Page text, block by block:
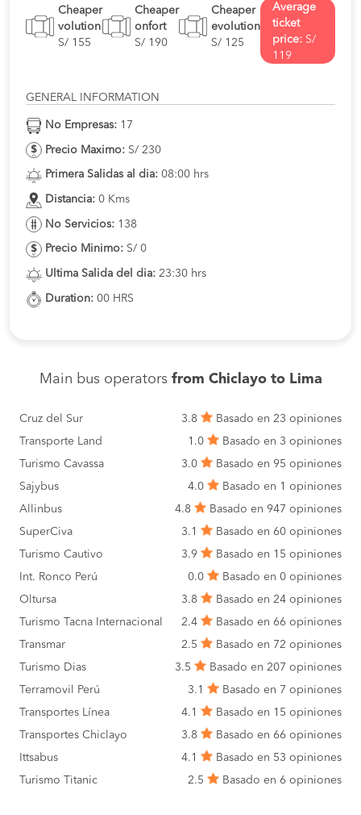
Cheaper
volution
S/ 155
Cheaper
onfort
S/ 190
Cheaper
evolution
S/ 125
Average
ticket
price: S/
119
GENERAL INFORMATION
No Empresas: 17
Precio Maximo: S/ 230
Primera Salidas al dia: 08:00 hrs
Distancia: 0 Kms
No Servicios: 138
Precio Minimo: S/ 0
Ultima Salida del dia: 23:30 hrs
Duration: 00 HRS
Main bus operators from Chiclayo to Lima
Cruz del Sur 3.8
Basado en 23 opiniones
Transporte Land
1.0
Basado en 3 opiniones
Turismo Cavassa
3.0
Basado en 95 opiniones
Sajybus
4.0
Basado en 1 opiniones
Allinbus
4.8
Basado en 947 opiniones
SuperCiva
3.1
Basado en 60 opiniones
Turismo Cautivo
3.9
Basado en 15 opiniones
Int. Ronco Perú
0.0
Basado en 0 opiniones
Oltursa
3.8
Basado en 24 opiniones
Turismo Tacna Internacional
2.4
Basado en 66 opiniones
Transmar
2.5
Basado en 72 opiniones
Turismo Dias
3.5
Basado en 207 opiniones
Terramovil Perú
3.1
Basado en 7 opiniones
Transportes Línea
4.1
Basado en 15 opiniones
Transportes Chiclayo
3.8
Basado en 66 opiniones
Ittsabus
4.1
Basado en 53 opiniones
Turismo Titanic
2.5 Basado en 6 opiniones